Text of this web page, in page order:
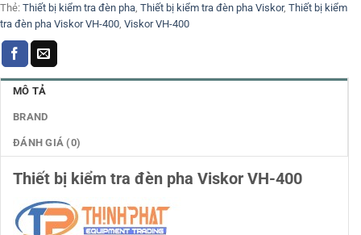
Thẻ: Thiết bị kiểm tra đèn pha, Thiết bị kiểm tra đèn pha Viskor, Thiết bị kiểm
tra đèn pha Viskor VH-400, Viskor VH-400
MÔ TẢ
BRAND
ĐÁNH GIÁ (0)
Thiết bị kiểm tra đèn pha Viskor VH-400